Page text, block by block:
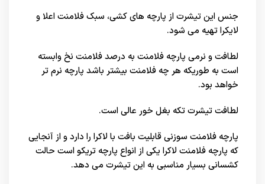
جنس این تیشرت از پارچه های کشی، سبک فلامنت اعلا و
لایکرا تهیه می شود.
لطافت و نرمی پارچه فلامنت به درصد فلامنت نخ وابسته
است به طوریکه هر چه فلامنت بیشتر باشد پارچه نرم تر
خواهد بود.
لطافت تیشرت تکه بغل خور عالی است.
پارچه فلامنت سوزنی قابلیت بافت با لاکرا را دارد و از آنجایی
که پارچه فلامنت لاکرا یکی از انواع پارچه تریکو است حالت
کشسانی بسیار مناسبی به این تیشرت می دهد.